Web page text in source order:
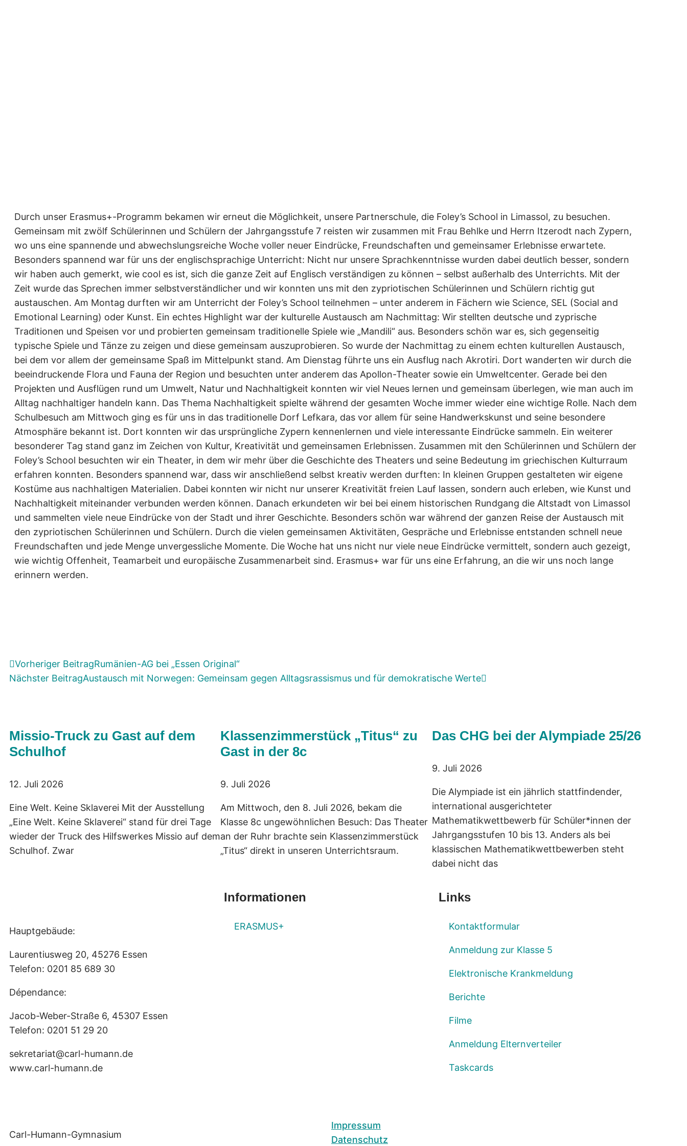
Durch unser Erasmus+-Programm bekamen wir erneut die Möglichkeit, unsere Partnerschule, die Foley’s School in Limassol, zu besuchen.
Gemeinsam mit zwölf Schülerinnen und Schülern der Jahrgangsstufe 7 reisten wir zusammen mit Frau Behlke und Herrn Itzerodt nach Zypern,
wo uns eine spannende und abwechslungsreiche Woche voller neuer Eindrücke, Freundschaften und gemeinsamer Erlebnisse erwartete.
Besonders spannend war für uns der englischsprachige Unterricht: Nicht nur unsere Sprachkenntnisse wurden dabei deutlich besser, sondern
wir haben auch gemerkt, wie cool es ist, sich die ganze Zeit auf Englisch verständigen zu können – selbst außerhalb des Unterrichts. Mit der
Zeit wurde das Sprechen immer selbstverständlicher und wir konnten uns mit den zypriotischen Schülerinnen und Schülern richtig gut
austauschen. Am Montag durften wir am Unterricht der Foley’s School teilnehmen – unter anderem in Fächern wie Science, SEL (Social and
Emotional Learning) oder Kunst. Ein echtes Highlight war der kulturelle Austausch am Nachmittag: Wir stellten deutsche und zyprische
Traditionen und Speisen vor und probierten gemeinsam traditionelle Spiele wie „Mandili“ aus. Besonders schön war es, sich gegenseitig
typische Spiele und Tänze zu zeigen und diese gemeinsam auszuprobieren. So wurde der Nachmittag zu einem echten kulturellen Austausch,
bei dem vor allem der gemeinsame Spaß im Mittelpunkt stand. Am Dienstag führte uns ein Ausflug nach Akrotiri. Dort wanderten wir durch die
beeindruckende Flora und Fauna der Region und besuchten unter anderem das Apollon-Theater sowie ein Umweltcenter. Gerade bei den
Projekten und Ausflügen rund um Umwelt, Natur und Nachhaltigkeit konnten wir viel Neues lernen und gemeinsam überlegen, wie man auch im
Alltag nachhaltiger handeln kann. Das Thema Nachhaltigkeit spielte während der gesamten Woche immer wieder eine wichtige Rolle. Nach dem
Schulbesuch am Mittwoch ging es für uns in das traditionelle Dorf Lefkara, das vor allem für seine Handwerkskunst und seine besondere
Atmosphäre bekannt ist. Dort konnten wir das ursprüngliche Zypern kennenlernen und viele interessante Eindrücke sammeln. Ein weiterer
besonderer Tag stand ganz im Zeichen von Kultur, Kreativität und gemeinsamen Erlebnissen. Zusammen mit den Schülerinnen und Schülern der
Foley’s School besuchten wir ein Theater, in dem wir mehr über die Geschichte des Theaters und seine Bedeutung im griechischen Kulturraum
erfahren konnten. Besonders spannend war, dass wir anschließend selbst kreativ werden durften: In kleinen Gruppen gestalteten wir eigene
Kostüme aus nachhaltigen Materialien. Dabei konnten wir nicht nur unserer Kreativität freien Lauf lassen, sondern auch erleben, wie Kunst und
Nachhaltigkeit miteinander verbunden werden können. Danach erkundeten wir bei bei einem historischen Rundgang die Altstadt von Limassol
und sammelten viele neue Eindrücke von der Stadt und ihrer Geschichte. Besonders schön war während der ganzen Reise der Austausch mit
den zypriotischen Schülerinnen und Schülern. Durch die vielen gemeinsamen Aktivitäten, Gespräche und Erlebnisse entstanden schnell neue
Freundschaften und jede Menge unvergessliche Momente. Die Woche hat uns nicht nur viele neue Eindrücke vermittelt, sondern auch gezeigt,
wie wichtig Offenheit, Teamarbeit und europäische Zusammenarbeit sind. Erasmus+ war für uns eine Erfahrung, an die wir uns noch lange
erinnern werden.
Vorheriger BeitragRumänien-AG bei „Essen Original“
Nächster BeitragAustausch mit Norwegen: Gemeinsam gegen Alltagsrassismus und für demokratische Werte
Missio-Truck zu Gast auf dem
Schulhof
12. Juli 2026
Eine Welt. Keine Sklaverei Mit der Ausstellung
„Eine Welt. Keine Sklaverei“ stand für drei Tage
wieder der Truck des Hilfswerkes Missio auf dem
Schulhof. Zwar
Klassenzimmerstück „Titus“ zu
Gast in der 8c
9. Juli 2026
Am Mittwoch, den 8. Juli 2026, bekam die
Klasse 8c ungewöhnlichen Besuch: Das Theater
an der Ruhr brachte sein Klassenzimmerstück
„Titus“ direkt in unseren Unterrichtsraum.
Das CHG bei der Alympiade 25/26
9. Juli 2026
Die Alympiade ist ein jährlich stattfindender,
international ausgerichteter
Mathematikwettbewerb für Schüler*innen der
Jahrgangsstufen 10 bis 13. Anders als bei
klassischen Mathematikwettbewerben steht
dabei nicht das
Hauptgebäude:
Laurentiusweg 20, 45276 Essen
Telefon: 0201 85 689 30
Dépendance:
Jacob-Weber-Straße 6, 45307 Essen
Telefon: 0201 51 29 20
sekretariat@carl-humann.de
www.carl-humann.de
Informationen
ERASMUS+
Links
Kontaktformular
Anmeldung zur Klasse 5
Elektronische Krankmeldung
Berichte
Filme
Anmeldung Elternverteiler
Taskcards
Carl-Humann-Gymnasium
Impressum
Datenschutz